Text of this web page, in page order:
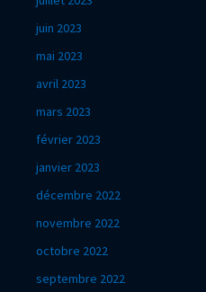
juin 2023
mai 2023
avril 2023
mars 2023
février 2023
janvier 2023
décembre 2022
novembre 2022
octobre 2022
septembre 2022